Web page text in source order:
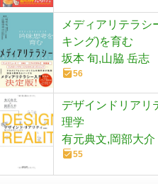
メディアリテラシ
キング)を育む
坂本 旬,山脇 岳志
56
デザインドリア
理学
有元典文,岡部大介
55